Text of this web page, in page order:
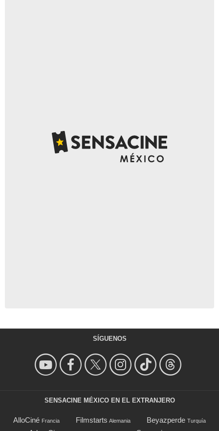
SÍGUENOS
SENSACINE MÉXICO EN EL EXTRANJERO
AlloCiné Francia Filmstarts Alemania Beyazperde Turquía